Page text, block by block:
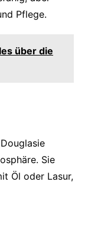
Pflege.
über die
Sie
Öl oder Lasur,